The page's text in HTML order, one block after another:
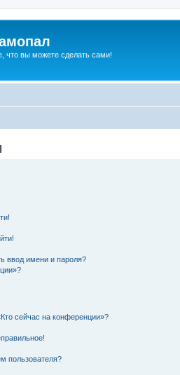
что вы можете сделать сами!
ввод имени и пароля?
сейчас на конференции»?
пользователя?